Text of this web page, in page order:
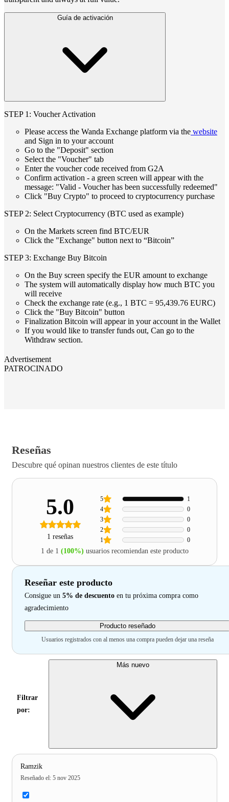
Guía de activación
STEP 1: Voucher Activation
Please access the Wanda Exchange platform via the website
and Sign in to your account
Go to the "Deposit" section
Select the "Voucher" tab
Enter the voucher code received from G2A
Confirm activation - a green screen will appear with the
message: "Valid - Voucher has been successfully redeemed"
Click "Buy Crypto" to proceed to cryptocurrency purchase
STEP 2: Select Cryptocurrency (BTC used as example)
On the Markets screen find BTC/EUR
Click the "Exchange" button next to “Bitcoin”
STEP 3: Exchange Buy Bitcoin
On the Buy screen specify the EUR amount to exchange
The system will automatically display how much BTC you
will receive
Check the exchange rate (e.g., 1 BTC = 95,439.76 EURC)
Click the "Buy Bitcoin" button
Finalization Bitcoin will appear in your account in the Wallet
If you would like to transfer funds out, Can go to the
Withdraw section.
Advertisement
PATROCINADO
Reseñas
Descubre qué opinan nuestros clientes de este título
5.0
1 reseñas 1 0
2 0
3 0
4 0
5 1
1 de 1 (100%) usuarios recomiendan este producto
Reseñar este producto
Consigue un 5% de descuento en tu próxima compra como
agradecimiento
Producto reseñado
Usuarios registrados con al menos una compra pueden dejar una reseña
Filtrar
por:
Más nuevo
Ramzik
Reseñado el: 5 nov 2025